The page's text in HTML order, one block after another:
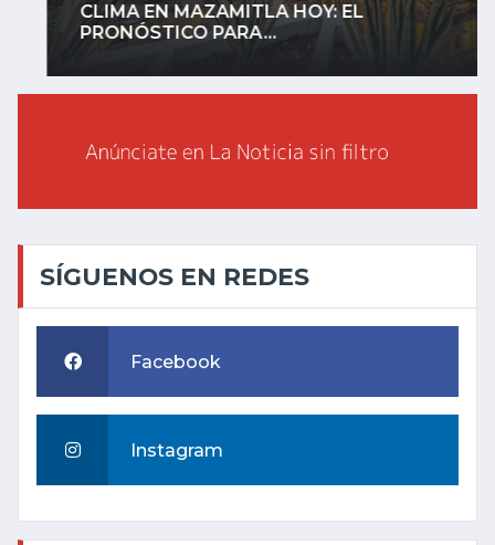
CLIMA EN MAZAMITLA HOY: EL
PRONÓSTICO PARA...
SÍGUENOS EN REDES
Facebook
Instagram